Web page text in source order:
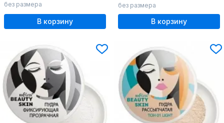
без размера
В корзину
без размера
В корзину